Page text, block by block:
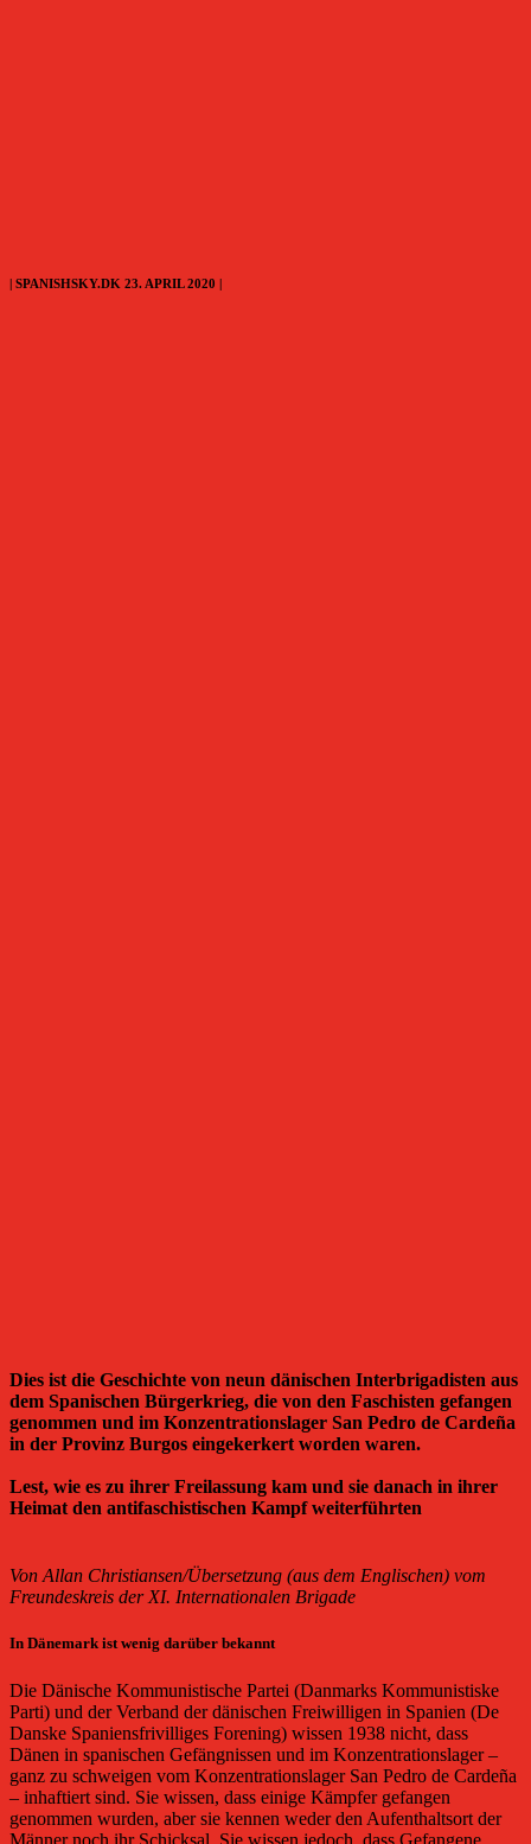
| SPANISHSKY.DK 23. APRIL 2020 |
Dies ist die Geschichte von neun dänischen Interbrigadisten aus
dem Spanischen Bürgerkrieg, die von den Faschisten gefangen
genommen und im Konzentrationslager San Pedro de Cardeña
in der Provinz Burgos eingekerkert worden waren.
Lest, wie es zu ihrer Freilassung kam und sie danach in ihrer
Heimat den antifaschistischen Kampf weiterführten
Von Allan Christiansen/Übersetzung (aus dem Englischen) vom
Freundeskreis der XI. Internationalen Brigade
In Dänemark ist wenig darüber bekannt
Die Dänische Kommunistische Partei (Danmarks Kommunistiske
Parti) und der Verband der dänischen Freiwilligen in Spanien (De
Danske Spaniensfrivilliges Forening) wissen 1938 nicht, dass
Dänen in spanischen Gefängnissen und im Konzentrationslager –
ganz zu schweigen vom Konzentrationslager San Pedro de Cardeña
– inhaftiert sind. Sie wissen, dass einige Kämpfer gefangen
genommen wurden, aber sie kennen weder den Aufenthaltsort der
Männer noch ihr Schicksal. Sie wissen jedoch, dass Gefangene